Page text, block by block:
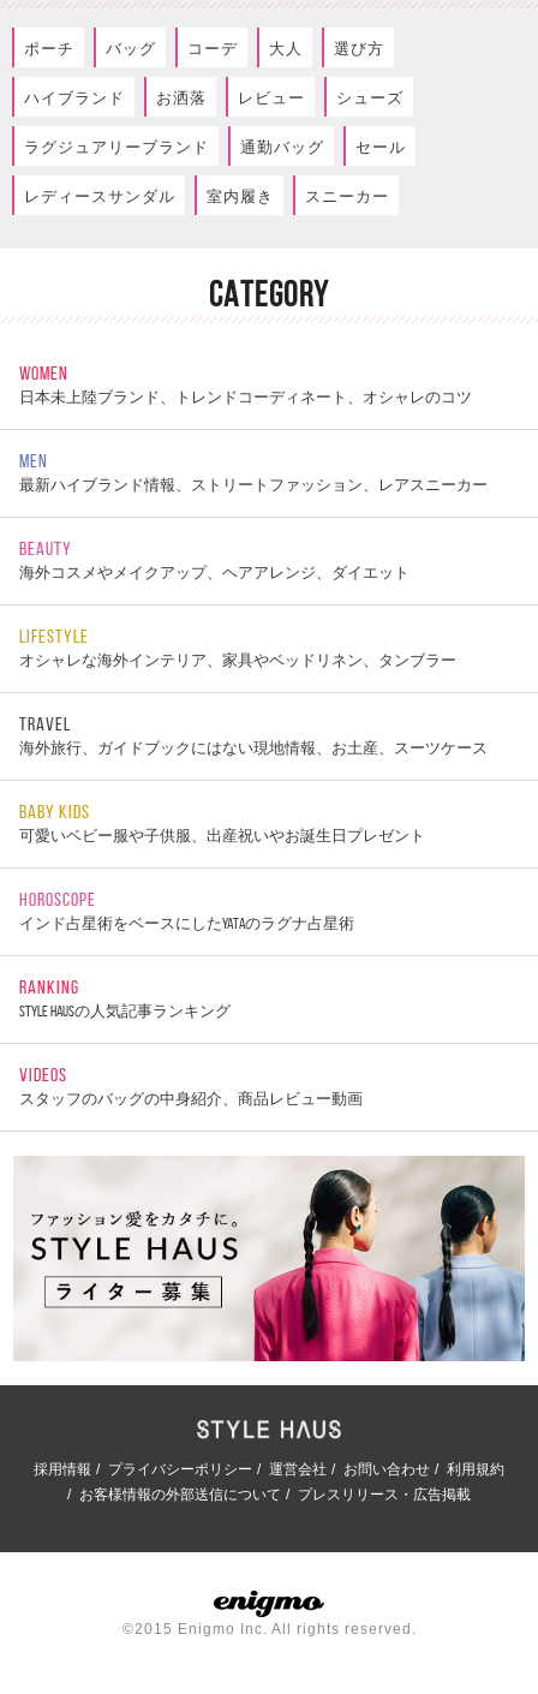
ポーチ バッグ コーデ 大人 選び方
ハイブランド お洒落 レビュー シューズ
ラグジュアリーブランド 通勤バッグ セール
レディースサンダル 室内履き スニーカー
CATEGORY
WOMEN
日本未上陸ブランド、トレンドコーディネート、オシャレのコツ
MEN
最新ハイブランド情報、ストリートファッション、レアスニーカー
BEAUTY
海外コスメやメイクアップ、ヘアアレンジ、ダイエット
LIFESTYLE
オシャレな海外インテリア、家具やベッドリネン、タンブラー
TRAVEL
海外旅行、ガイドブックにはない現地情報、お土産、スーツケース
BABY KIDS
可愛いベビー服や子供服、出産祝いやお誕生日プレゼント
HOROSCOPE
インド占星術をベースにしたYATAのラグナ占星術
RANKING
STYLE HAUSの人気記事ランキング
VIDEOS
スタッフのバッグの中身紹介、商品レビュー動画
採用情報 プライバシーポリシー 運営会社 お問い合わせ
利用規約
お客様情報の外部送信について
プレスリリース・広告掲載
©2015 Enigmo Inc. All rights reserved.